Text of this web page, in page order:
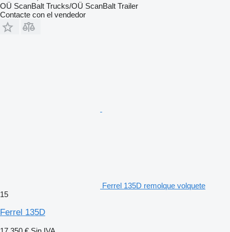
OÜ ScanBalt Trucks/OÜ ScanBalt Trailer
Contacte con el vendedor
Ferrel 135D remolque volquete
15
Ferrel 135D